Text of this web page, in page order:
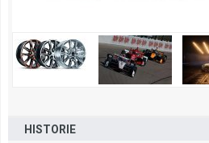
HISTORIE